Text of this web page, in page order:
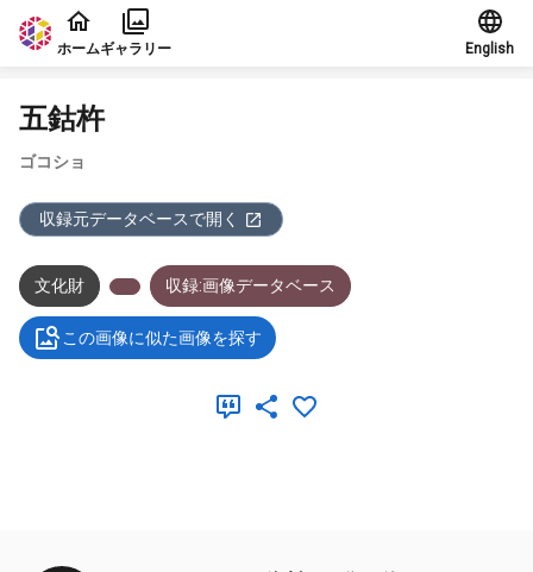
本文に飛ぶ
ホームギャラリー English
五鈷杵
ゴコショ
収録元データベースで開く
文化財 収録:画像データベース
この画像に似た画像を探す